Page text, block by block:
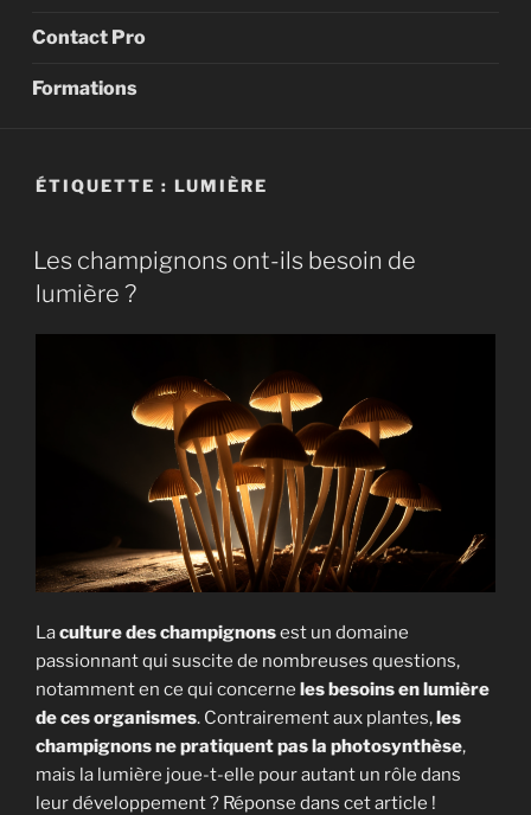
Contact Pro
Formations
ÉTIQUETTE : LUMIÈRE
Les champignons ont-ils besoin de
lumière ?
Laculture des champignonsest un domaine
passionnant qui suscite de nombreuses questions,
notamment en ce qui concerne les besoins en lumière
de ces organismes. Contrairement aux plantes,les
champignons ne pratiquent pas la photosynthèse,
mais la lumière joue-t-elle pour autant un rôle dans
leur développement ? Réponse dans cet article !